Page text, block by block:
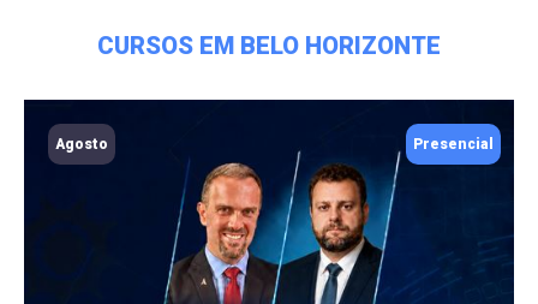
CURSOS EM BELO HORIZONTE
Agosto Presencial